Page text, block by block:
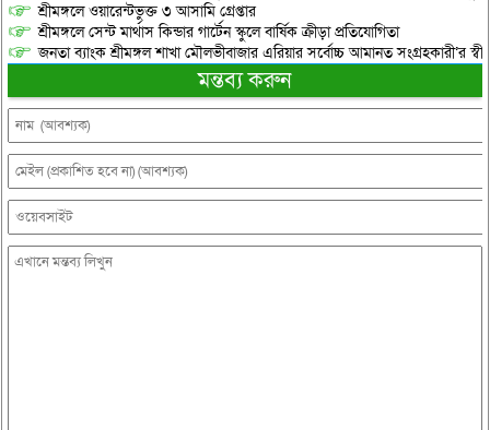
শ্রীমঙ্গলে ওয়ারেন্টভুক্ত ৩ আসামি গ্রেপ্তার
শ্রীমঙ্গলে সেন্ট মার্থাস কিন্ডার গার্টেন স্কুলে বার্ষিক ক্রীড়া প্রতিযোগিতা
জনতা ব্যাংক শ্রীমঙ্গল শাখা মৌলভীবাজার এরিয়ার সর্বোচ্চ আমানত সংগ্রহকারী’র
মন্তব্য করুন